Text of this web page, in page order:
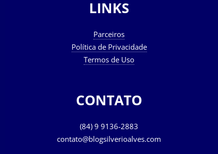
LINKS
Parceiros
Política de Privacidade
Termos de Uso
CONTATO
(84) 9 9136-2883
contato@blogsilverioalves.com